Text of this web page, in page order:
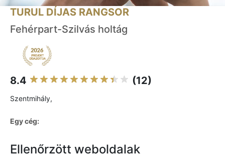
TURUL DÍJAS RANGSOR
Fehérpart-Szilvás holtág
8.4 (12)
Szentmihály,
Egy cég:
Ellenőrzött weboldalak